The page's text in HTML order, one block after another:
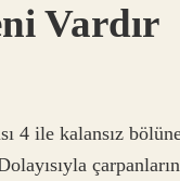
Vardır
4 ile kalansız